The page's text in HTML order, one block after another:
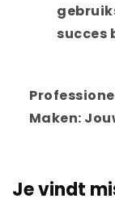
succes
Maken:
Je vindt